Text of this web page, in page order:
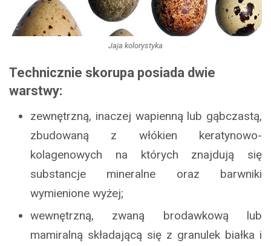
Jaja kolorystyka
Technicznie skorupa posiada dwie
warstwy:
zewnętrzną, inaczej wapienną lub gąbczastą,
zbudowaną z włókien keratynowo-
kolagenowych na których znajdują się
substancje mineralne oraz barwniki
wymienione wyżej;
wewnętrzną, zwaną brodawkową lub
mamiralną składającą się z granulek białka i